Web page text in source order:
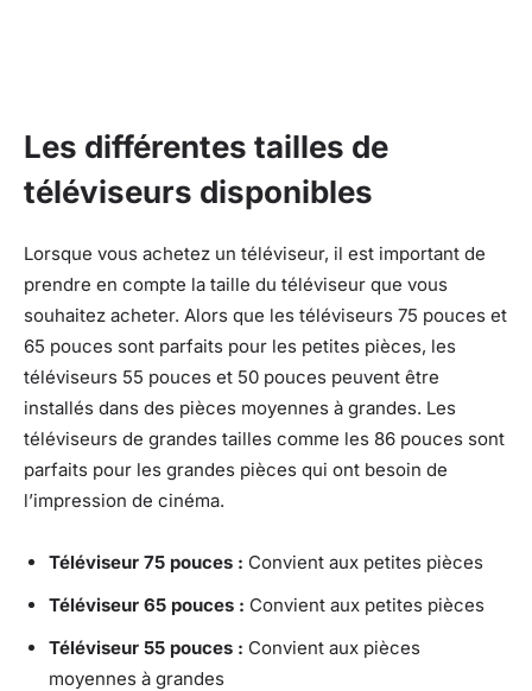
Les différentes tailles de
téléviseurs disponibles
Lorsque vous achetez un téléviseur, il est important de
prendre en compte la taille du téléviseur que vous
souhaitez acheter. Alors que les téléviseurs 75 pouces et
65 pouces sont parfaits pour les petites pièces, les
téléviseurs 55 pouces et 50 pouces peuvent être
installés dans des pièces moyennes à grandes. Les
téléviseurs de grandes tailles comme les 86 pouces sont
parfaits pour les grandes pièces qui ont besoin de
l’impression de cinéma.
Téléviseur 75 pouces : Convient aux petites pièces
Téléviseur 65 pouces : Convient aux petites pièces
Téléviseur 55 pouces : Convient aux pièces
moyennes à grandes